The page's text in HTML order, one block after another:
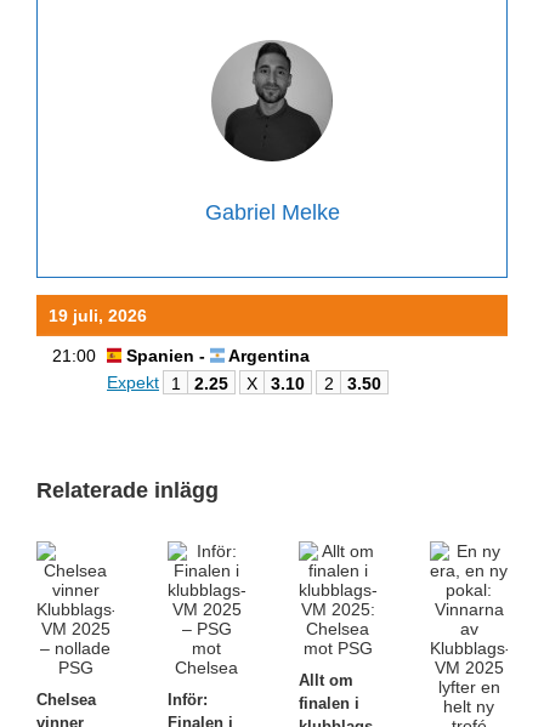
Gabriel Melke
19 juli, 2026
21:00 Spanien -
Argentina
Expekt
1 2.25 X 3.10 2 3.50
Relaterade inlägg
Chelsea
vinner
Inför:
Finalen i
Allt om
finalen i